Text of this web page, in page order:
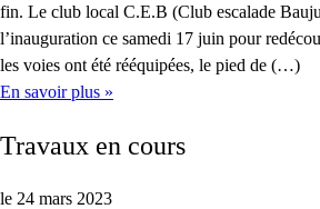
fin. Le club local C.E.B (Club escalade
l’inauguration ce samedi 17 juin pour
les voies ont été rééquipées, le pied de (…)
En savoir plus »
Travaux en cours
le 24 mars 2023